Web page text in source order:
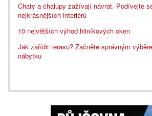
Chaty a chalupy zažívají návrat. Podívejte
nejkrásnějších interiérů
10 největších výhod hliníkových oken
Jak zařídit terasu? Začněte správným
nábytku